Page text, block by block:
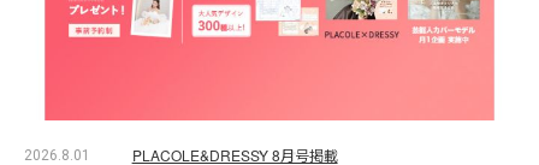
2026.8.01 PLACOLE&DRESSY 8月号掲載